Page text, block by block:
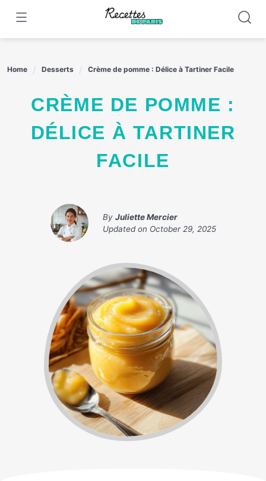
content
Home Desserts Crème de pomme : Délice à Tartiner Facile
CRÈME DE POMME :
DÉLICE À TARTINER
FACILE
By Juliette Mercier
Updated on October 29, 2025